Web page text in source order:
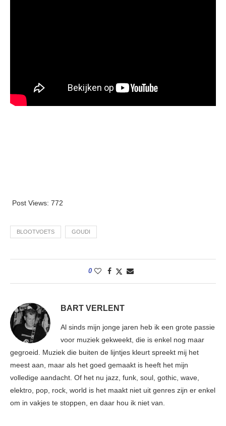
Post Views: 772
BLOOTVOETS GOUDI
0
BART VERLENT
Al sinds mijn jonge jaren heb ik een grote passie
voor muziek gekweekt, die is enkel nog maar
gegroeid. Muziek die buiten de lijntjes kleurt spreekt mij het
meest aan, maar als het goed gemaakt is heeft het mijn
volledige aandacht. Of het nu jazz, funk, soul, gothic, wave,
elektro, pop, rock, world is het maakt niet uit genres zijn er enkel
om in vakjes te stoppen, en daar hou ik niet van.